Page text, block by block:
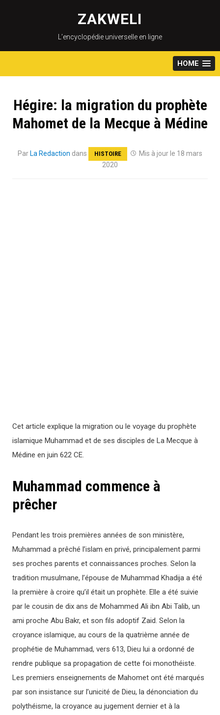
content
ZAKWELI
L’encyclopédie universelle en ligne
HOME
Hégire: la migration du prophète
Mahomet de la Mecque à Médine
Par La Redaction dans HISTOIRE
Mis à jour le 18 mars
2020
Cet article explique la migration ou le voyage du prophète
islamique Muhammad et de ses disciples de La Mecque à
Médine en juin 622 CE.
Muhammad commence à
prêcher
Pendant les trois premières années de son ministère,
Muhammad a prêché l’islam en privé, principalement parmi
ses proches parents et connaissances proches. Selon la
tradition musulmane, l’épouse de Muhammad Khadija a été
la première à croire qu’il était un prophète. Elle a été suivie
par le cousin de dix ans de Mohammed Ali ibn Abi Talib, un
ami proche Abu Bakr, et son fils adoptif Zaid. Selon la
croyance islamique, au cours de la quatrième année de
prophétie de Muhammad, vers 613, Dieu lui a ordonné de
rendre publique sa propagation de cette foi monothéiste.
Les premiers enseignements de Mahomet ont été marqués
par son insistance sur l’unicité de Dieu, la dénonciation du
polythéisme, la croyance au jugement dernier et à la